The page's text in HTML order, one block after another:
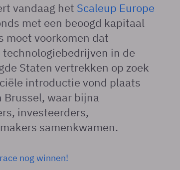
vandaag het Scaleup Europe
met een beoogd kapitaal
moet voorkomen dat
in de
Staten vertrekken op zoek
introductie vond plaats
waar bijna
investeerders,
samenkwamen.
nog winnen!